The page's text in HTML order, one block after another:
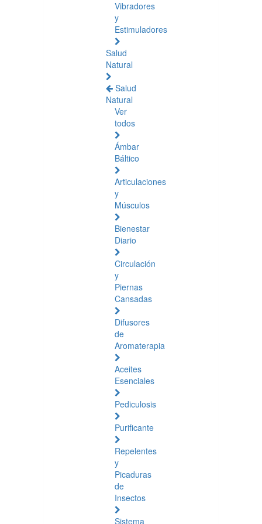
Vibradores
y
Estimuladores
Salud
Natural
Salud
Natural
Ver
todos
Ámbar
Báltico
Articulaciones
y
Músculos
Bienestar
Diario
Circulación
y
Piernas
Cansadas
Difusores
de
Aromaterapia
Aceites
Esenciales
Pediculosis
Purificante
Repelentes
y
Picaduras
de
Insectos
Sistema